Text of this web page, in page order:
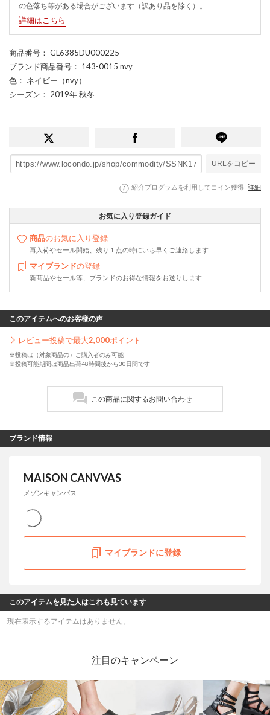
の色落ち等がある場合がございます（訳あり品を除く）。
詳細はこちら
商品番号 ： GL6385DU000225
ブランド商品番号 ： 143-0015 nvy
色 ： ネイビー（nvy）
シーズン ： 2019年 秋冬
URLをコピー
紹介プログラムを利用してコイン獲得 詳細
お気に入り登録ガイド
商品のお気に入り登録
再入荷やセール開始、残り１点の時にいち早くご連絡します
マイブランドの登録
新商品やセール等、ブランドのお得な情報をお送りします
このアイテムへのお客様の声
レビュー投稿で最大2,000ポイント
※投稿は（対象商品の）ご購入者のみ可能
※投稿可能期間は商品出荷48時間後から30日間です
この商品に関するお問い合わせ
ブランド情報
MAISON CANVVAS
メゾンキャンバス
マイブランドに登録
このアイテムを見た人はこれも見ています
現在表示するアイテムはありません。
注目のキャンペーン